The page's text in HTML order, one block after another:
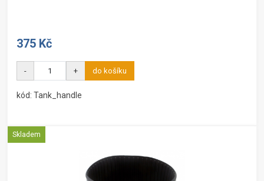
375 Kč
- + do košíku
kód: Tank_handle
Skladem